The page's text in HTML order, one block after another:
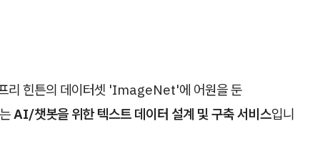
리 힌튼의 데이터셋 'ImageNet'에 어원을 둔
AI/챗봇을 위한 텍스트 데이터 설계 및 구축 서비스입니